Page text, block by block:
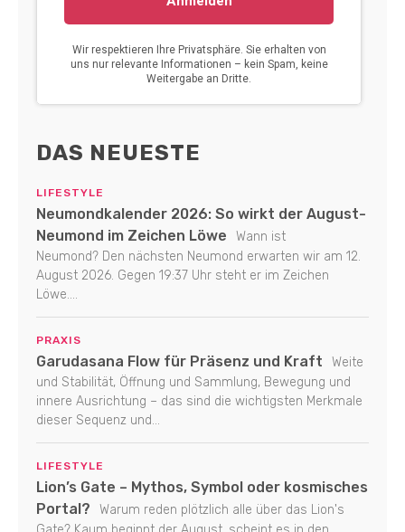
DAS NEUESTE
LIFESTYLE
Neumondkalender 2026: So wirkt der August-
Neumond im Zeichen Löwe
Wann ist
Neumond? Den nächsten Neumond erwarten wir am 12.
August 2026. Gegen 19:37 Uhr steht er im Zeichen
Löwe....
PRAXIS
Garudasana Flow für Präsenz und Kraft
Weite
und Stabilität, Öffnung und Sammlung, Bewegung und
innere Ausrichtung – das sind die wichtigsten Merkmale
dieser Sequenz und...
LIFESTYLE
Lion’s Gate – Mythos, Symbol oder kosmisches
Portal?
Warum reden plötzlich alle über das Lion's